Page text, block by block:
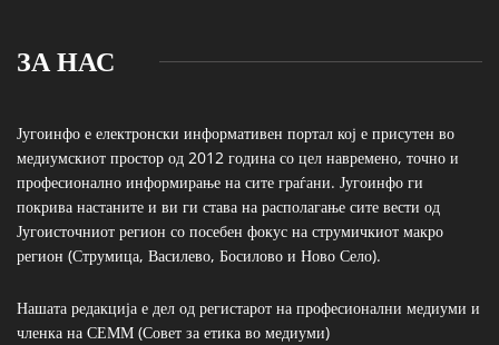
ЗА НАС
Југоинфо е електронски информативен портал кој е присутен во
медиумскиот простор од 2012 година со цел навремено, точно и
професионално информирање на сите граѓани. Југоинфо ги
покрива настаните и ви ги става на располагање сите вести од
Југоисточниот регион со посебен фокус на струмичкиот макро
регион (Струмица, Василево, Босилово и Ново Село).
Нашата редакција е дел од регистарот на професионални медиуми и
членка на СЕММ (Совет за етика во медиуми)